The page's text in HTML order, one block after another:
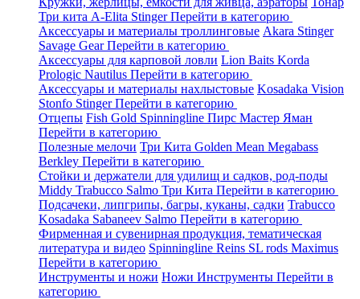
Три кита A-Elita StingerПерейти в категорию
Аксессуары и материалы троллинговые Akara Stinger
Savage GearПерейти в категорию
Аксессуары для карповой ловли Lion Baits Korda
Prologic Nautilus Перейти в категорию
Аксессуары и материалы нахлыстовые Kosadaka Vision
Stonfo StingerПерейти в категорию
Отцепы Fish Gold Spinningline Пирс Мастер Яман
Перейти в категорию
Полезные мелочи Три Кита Golden Mean Megabass
Berkley Перейти в категорию
Стойки и держатели для удилищ и садков, род-поды
Middy Trabucco Salmo Три Кита Перейти в категорию
Подсачеки, липгрипы, багры, куканы, садки Trabucco
Kosadaka Sabaneev Salmo Перейти в категорию
Фирменная и сувенирная продукция, тематическая
литература и видео Spinningline Reins SL rods Maximus
Перейти в категорию
Инструменты и ножи Ножи Инструменты Перейти в
категорию